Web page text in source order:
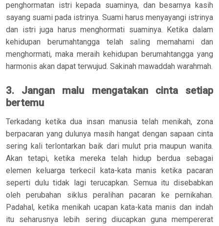
penghormatan istri kepada suaminya, dan besarnya kasih
sayang suami pada istrinya. Suami harus menyayangi istrinya
dan istri juga harus menghormati suaminya. Ketika dalam
kehidupan berumahtangga telah saling memahami dan
menghormati, maka meraih kehidupan berumahtangga yang
harmonis akan dapat terwujud. Sakinah mawaddah warahmah.
3. Jangan malu mengatakan cinta setiap
bertemu
Terkadang ketika dua insan manusia telah menikah, zona
berpacaran yang dulunya masih hangat dengan sapaan cinta
sering kali terlontarkan baik dari mulut pria maupun wanita.
Akan tetapi, ketika mereka telah hidup berdua sebagai
elemen keluarga terkecil kata-kata manis ketika pacaran
seperti dulu tidak lagi terucapkan. Semua itu disebabkan
oleh perubahan siklus peralihan pacaran ke pernikahan.
Padahal, ketika menikah ucapan kata-kata manis dan indah
itu seharusnya lebih sering diucapkan guna mempererat